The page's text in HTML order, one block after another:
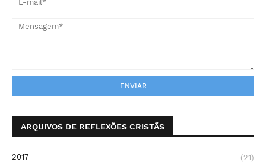
ARQUIVOS DE REFLEXÕES CRISTÃS
2017
(21)